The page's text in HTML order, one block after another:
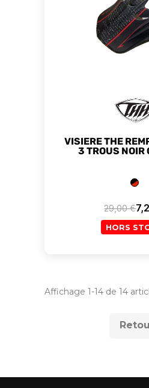
VISIERE THE
3 TROUS NOIR
29,00 €
HORS
Affichage 1-14 de 14